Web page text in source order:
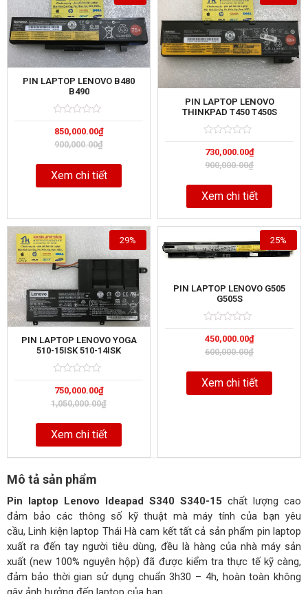
PIN LAPTOP LENOVO B480
B490
0
out
of
900,000.00₫
850,000.00₫
Xem chi tiết
PIN LAPTOP LENOVO
THINKPAD T450 T450S
0
out
of
900,000.00₫
730,000.00₫
Xem chi tiết
PIN LAPTOP LENOVO YOGA
510-15ISK 510-14ISK
0
out
of
1,050,000.00₫
750,000.00₫
29%
Xem chi tiết
PIN LAPTOP LENOVO G505
G505S
0
out
of
600,000.00₫
450,000.00₫
25%
Xem chi tiết
Mô tả sản phẩm
Pin laptop Lenovo Ideapad S340 S340-15 chất lượng cao
đảm bảo các thông số kỹ thuật mà máy tính của bạn yêu
cầu, Linh kiện laptop Thái Hà cam kết tất cả sản phẩm pin laptop
xuất ra đến tay người tiêu dùng, đều là hàng của nhà máy sản
xuất (new 100% nguyên hộp) đã được kiểm tra thực tế kỹ càng,
đảm bảo thời gian sử dụng chuẩn 3h30 – 4h, hoàn toàn không